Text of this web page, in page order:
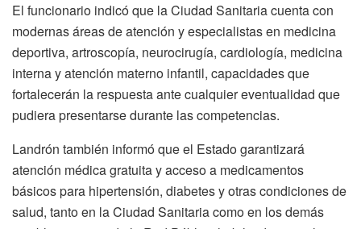
El funcionario indicó que la Ciudad Sanitaria cuenta con
modernas áreas de atención y especialistas en medicina
deportiva, artroscopía, neurocirugía, cardiología, medicina
interna y atención materno infantil, capacidades que
fortalecerán la respuesta ante cualquier eventualidad que
pudiera presentarse durante las competencias.
Landrón también informó que el Estado garantizará
atención médica gratuita y acceso a medicamentos
básicos para hipertensión, diabetes y otras condiciones de
salud, tanto en la Ciudad Sanitaria como en los demás